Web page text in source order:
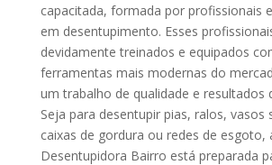
capacitada, formada por profissionais
em desentupimento. Esses
devidamente treinados e equipados
ferramentas mais modernas do
um trabalho de qualidade e resultados
Seja para desentupir pias, ralos, vasos
caixas de gordura ou redes de esgoto,
Desentupidora Bairro está preparada